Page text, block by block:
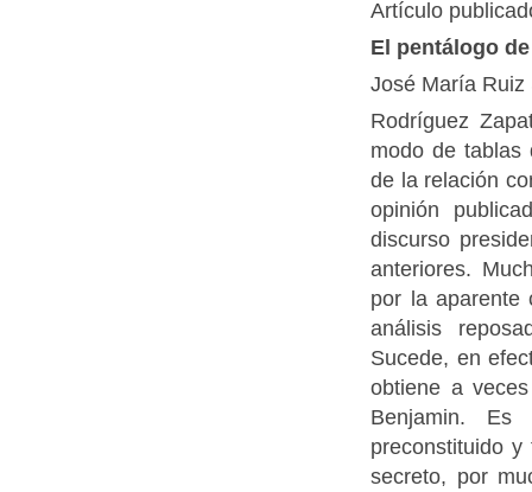
Artículo
El pentálogo
José María Ruiz
Rodríguez
modo de tablas
de la relación
opinión
discurso
anteriores.
por la aparente
análisis
Sucede, en
obtiene a
Benjamin. Es
preconstituido
secreto, por